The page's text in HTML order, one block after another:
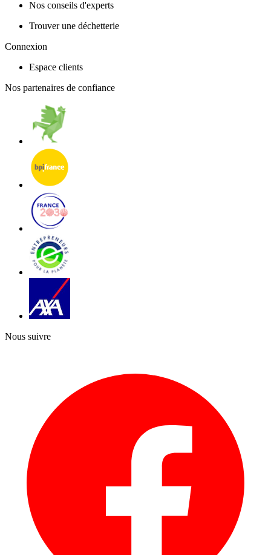
Nos conseils d'experts
Trouver une déchetterie
Connexion
Espace clients
Nos partenaires de confiance
Nous suivre